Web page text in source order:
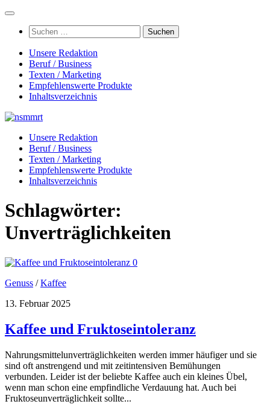
Zum
springenSuchen
nach:
Unsere Redaktion
Beruf / Business
Texten / Marketing
Empfehlenswerte Produkte
Inhaltsverzeichnis
Unsere Redaktion
Beruf / Business
Texten / Marketing
Empfehlenswerte Produkte
Inhaltsverzeichnis
Schlagwörter:
Unverträglichkeiten
0
Genuss /Kaffee
13. Februar 2025
Kaffee und Fruktoseintoleranz
Nahrungsmittelunverträglichkeiten werden immer häufiger und sie
sind oft anstrengend und mit zeitintensiven Bemühungen
verbunden. Leider ist der beliebte Kaffee auch ein kleines Übel,
wenn man schon eine empfindliche Verdauung hat. Auch bei
Fruktoseunverträglichkeit sollte...